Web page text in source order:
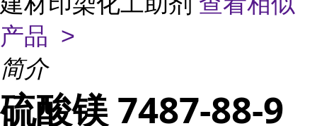
产品 >
简介
硫酸镁 7487-88-9